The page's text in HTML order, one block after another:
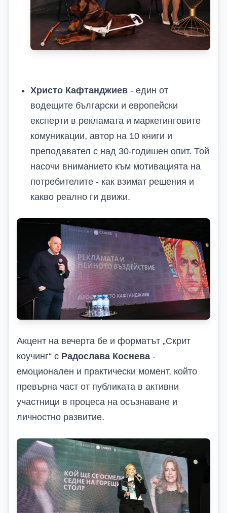
Христо Кафтанджиев - един от
водещите български и европейски
експерти в рекламата и маркетинговите
комуникации, автор на 10 книги и
преподавател с над 30-годишен опит. Той
насочи вниманието към мотивацията на
потребителите - как взимат решения и
какво реално ги движи.
Акцент на вечерта бе и форматът „Скрит
коучинг“ с Радослава Коснева -
емоционален и практически момент, който
превърна част от публиката в активни
участници в процеса на осъзнаване и
личностно развитие.